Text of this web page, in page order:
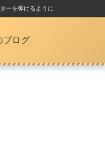
ーを弾けるように
ブログ